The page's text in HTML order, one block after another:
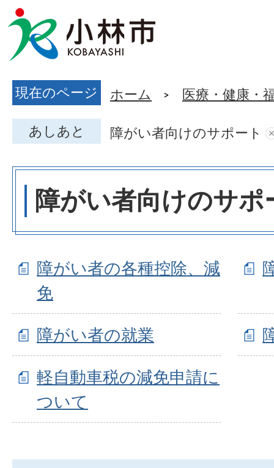
現在のページ ホーム 医療・健康・
あしあと 障がい者向けのサポート
障がい者向けのサポ
障がい者の各種控除、減
免
障がい者の就業
軽自動車税の減免申請に
ついて